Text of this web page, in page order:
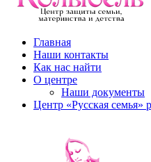
kolibel-vl.ru
Центр защиты семьи,
Главная
Наши контакты
Как нас найти
О центре
Наши документы
Центр «Русская семья»